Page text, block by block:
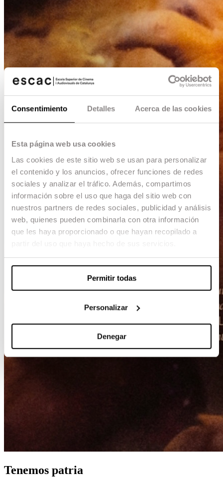
Consentimiento Detalles Acerca de las cookies
Esta página web usa cookies
Las cookies de este sitio web se usan para personalizar
el contenido y los anuncios, ofrecer funciones de redes
sociales y analizar el tráfico. Además, compartimos
información sobre el uso que haga del sitio web con
nuestros partners de redes sociales, publicidad y análisis
web, quienes pueden combinarla con otra información
que les haya proporcionado o que hayan recopilado a
Permitir todas
Personalizar
Denegar
Tenemos patria